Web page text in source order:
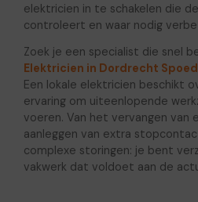
elektricien in te schakelen die
controleert en waar nodig
Zoek je een specialist die snel
Elektricien in Dordrecht Spoed
Een lokale elektricien beschikt
ervaring om uiteenlopende
voeren. Van het vervangen
aanleggen van extra
complexe storingen: je bent
vakwerk dat voldoet aan de